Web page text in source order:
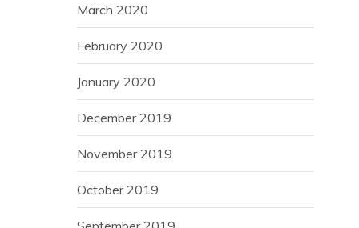
March 2020
February 2020
January 2020
December 2019
November 2019
October 2019